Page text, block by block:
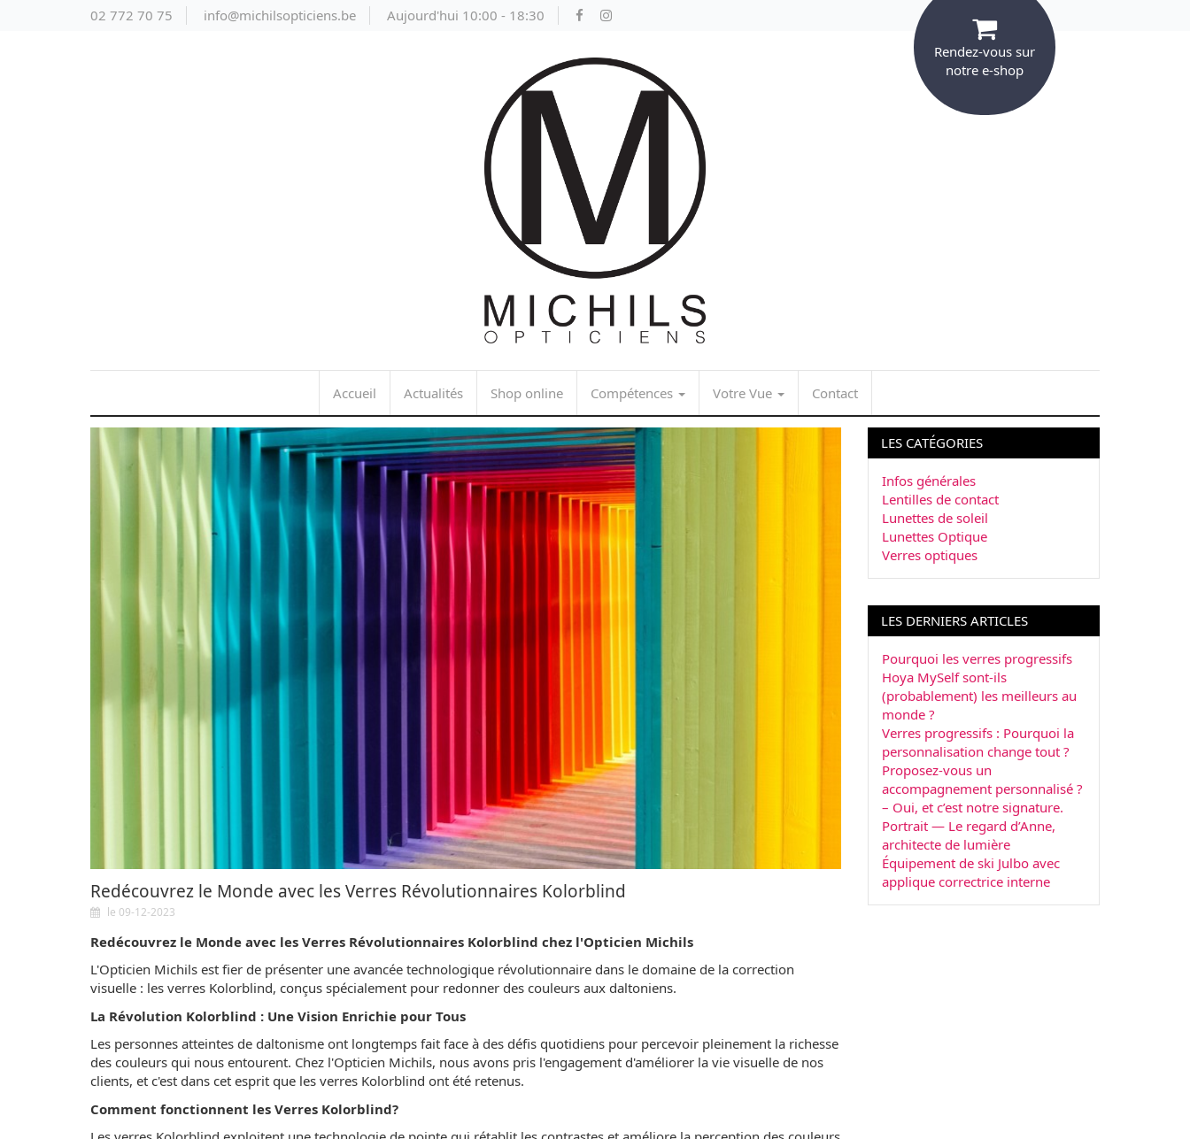
02 772 70 75 info@michilsopticiens.be Aujourd'hui 10:00 - 18:30
Rendez-vous sur
notre e-shop
Accueil Actualités Shop online Compétences Votre Vue Contact
Redécouvrez le Monde avec les Verres Révolutionnaires Kolorblind
le 09-12-2023
Redécouvrez le Monde avec les Verres Révolutionnaires Kolorblind chez l'Opticien Michils
L'Opticien Michils est fier de présenter une avancée technologique révolutionnaire dans le domaine de la correction
visuelle : les verres Kolorblind, conçus spécialement pour redonner des couleurs aux daltoniens.
La Révolution Kolorblind : Une Vision Enrichie pour Tous
Les personnes atteintes de daltonisme ont longtemps fait face à des défis quotidiens pour percevoir pleinement la richesse
des couleurs qui nous entourent. Chez l'Opticien Michils, nous avons pris l'engagement d'améliorer la vie visuelle de nos
clients, et c'est dans cet esprit que les verres Kolorblind ont été retenus.
Comment fonctionnent les Verres Kolorblind?
LES CATÉGORIES
Infos générales
Lentilles de contact
Lunettes de soleil
Lunettes Optique
Verres optiques
LES DERNIERS ARTICLES
Pourquoi les verres progressifs
Hoya MySelf sont-ils
(probablement) les meilleurs au
monde ?
Verres progressifs : Pourquoi la
personnalisation change tout ?
Proposez-vous un
accompagnement personnalisé ?
– Oui, et c’est notre signature.
Portrait — Le regard d’Anne,
architecte de lumière
Équipement de ski Julbo avec
applique correctrice interne